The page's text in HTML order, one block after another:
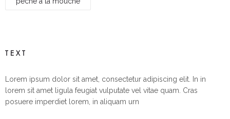
TEXT
Lorem ipsum dolor sit amet, consectetur adipiscing elit. In in
lorem sit amet ligula feugiat vulputate vel vitae quam. Cras
posuere imperdiet lorem, in aliquam urn